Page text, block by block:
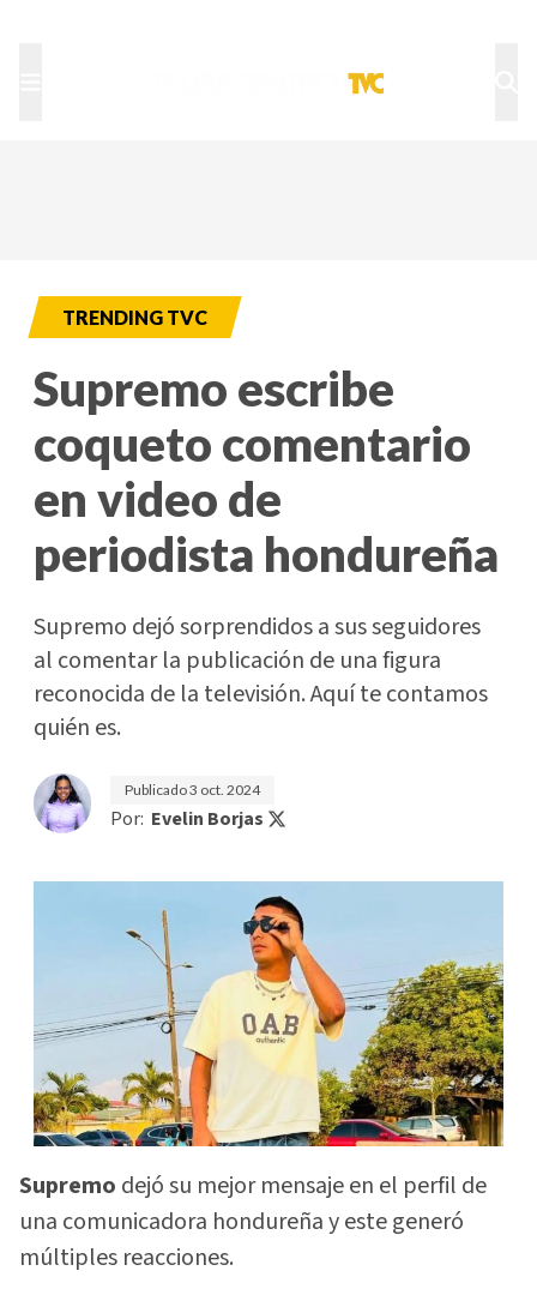
TRENDING TVC
Supremo escribe
coqueto comentario
en video de
periodista hondureña
Supremo dejó sorprendidos a sus seguidores
al comentar la publicación de una figura
reconocida de la televisión. Aquí te contamos
quién es.
Publicado3 oct. 2024
Por: Evelin Borjas
Supremo dejó su mejor mensaje en el perfil de
una comunicadora hondureña y este generó
múltiples reacciones.